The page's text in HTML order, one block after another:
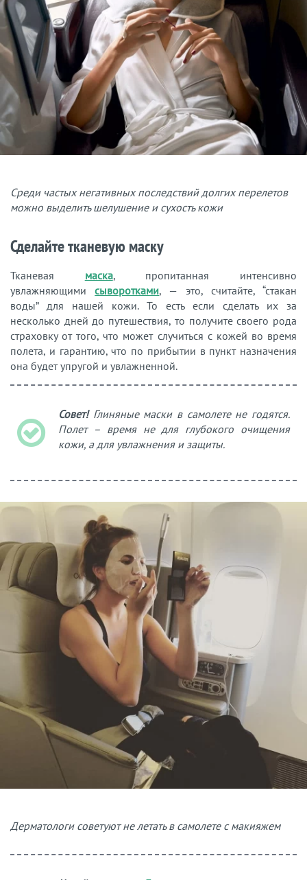
Среди частых негативных последствий долгих перелетов
можно выделить шелушение и сухость кожи
Сделайте тканевую маску
Тканевая маска, пропитанная интенсивно
увлажняющимисыворотками, — это, считайте, “стакан
воды” для нашей кожи. То есть если сделать их за
несколько дней до путешествия, то получите своего рода
страховку от того, что может случиться с кожей во время
полета, и гарантию, что по прибытии в пункт назначения
она будет упругой и увлажненной.
Совет! Глиняные маски в самолете не годятся.
Полет – время не для глубокого очищения
кожи, а для увлажнения и защиты.
Дерматологи советуют не летать в самолете с макияжем